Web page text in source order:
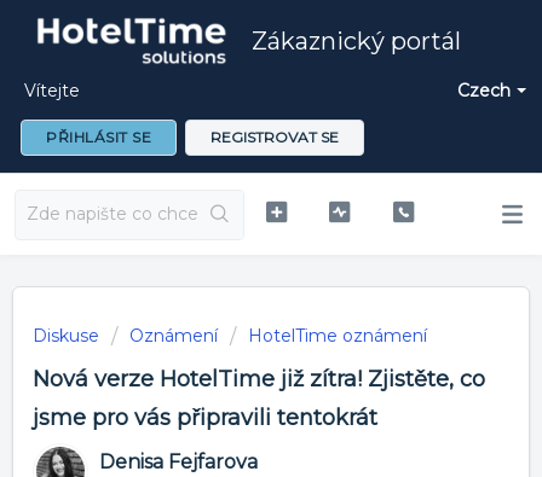
Zákaznický portál
Czech
Vítejte
PŘIHLÁSIT SE REGISTROVAT SE
Diskuse Oznámení HotelTime oznámení
Nová verze HotelTime již zítra! Zjistěte, co
jsme pro vás připravili tentokrát
Denisa Fejfarova